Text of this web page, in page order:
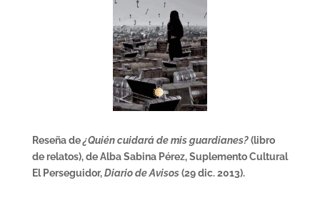
Reseña de¿Quién cuidará de mis guardianes?(libro
de relatos), de Alba Sabina Pérez, Suplemento Cultural
El Perseguidor,Diario de Avisos(29 dic. 2013).